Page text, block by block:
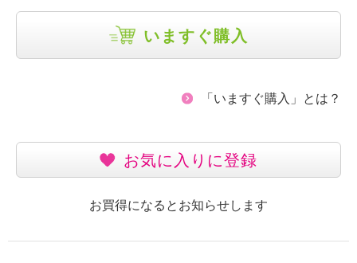
いますぐ購入
「いますぐ購入」とは？
お気に入りに登録
お買得になるとお知らせします